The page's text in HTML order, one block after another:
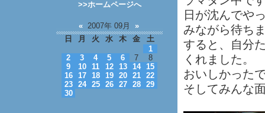
日が沈んでや
みながら待ち
すると、自分
くれました。
おいしかった
そしてみんな
>>ホームページへ
« 2007年 09月 »
日
月 火 水 木 金
土
1
2
3 4 5 6 7
8
9
10 11 12 13 14
15
16
17 18 19 20 21
22
23
24 25 26 27 28
29
30